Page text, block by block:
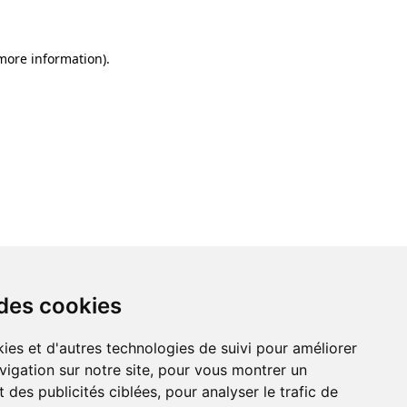
cookies
et d'autres technologies de suivi pour améliorer
sur notre site, pour vous montrer un
des publicités ciblées, pour analyser le trafic de
information).